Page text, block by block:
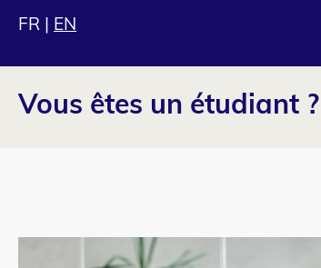
FR EN
Vous êtes un étudiant ?